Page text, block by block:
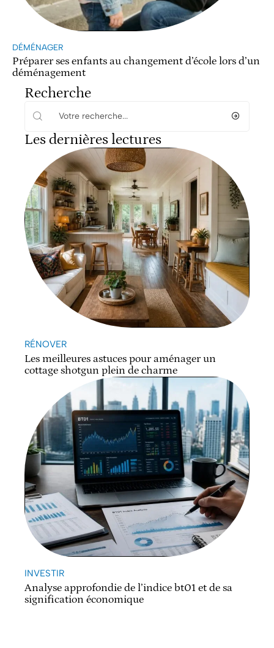
DÉMÉNAGER
Préparer ses enfants au changement d’école lors d’un
déménagement
Recherche
Les dernières lectures
RÉNOVER
Les meilleures astuces pour aménager un
cottage shotgun plein de charme
INVESTIR
Analyse approfondie de l’indice bt01 et de sa
signification économique